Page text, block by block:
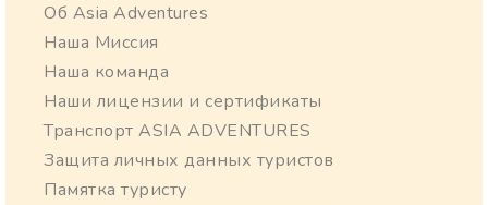
Об Asia Adventures
Наша Миссия
Наша команда
Наши лицензии и сертификаты
Транспорт ASIA ADVENTURES
Защита личных данных туристов
Памятка туристу